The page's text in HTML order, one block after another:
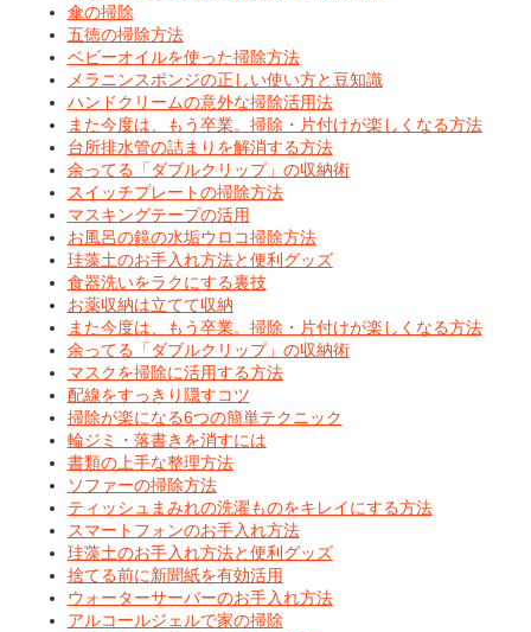
傘の掃除
五徳の掃除方法
ベビーオイルを使った掃除方法
メラニンスポンジの正しい使い方と豆知識
ハンドクリームの意外な掃除活用法
また今度は、もう卒業。掃除・片付けが楽しくなる方法
台所排水管の詰まりを解消する方法
余ってる「ダブルクリップ」の収納術
スイッチプレートの掃除方法
マスキングテープの活用
お風呂の鏡の水垢ウロコ掃除方法
珪藻土のお手入れ方法と便利グッズ
食器洗いをラクにする裏技
お薬収納は立てて収納
また今度は、もう卒業。掃除・片付けが楽しくなる方法
余ってる「ダブルクリップ」の収納術
マスクを掃除に活用する方法
配線をすっきり隠すコツ
掃除が楽になる6つの簡単テクニック
輪ジミ・落書きを消すには
書類の上手な整理方法
ソファーの掃除方法
ティッシュまみれの洗濯ものをキレイにする方法
スマートフォンのお手入れ方法
珪藻土のお手入れ方法と便利グッズ
捨てる前に新聞紙を有効活用
ウォーターサーバーのお手入れ方法
アルコールジェルで家の掃除